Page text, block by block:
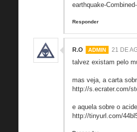
earthquake-
Responder
R.O 21 DE
talvez existam pelo
mas veja, a carta
http://s.ecrater.com/
e aquela sobre o
http://tinyurl.com/